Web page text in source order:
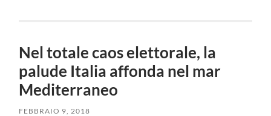
Nel totale caos elettorale, la
palude Italia affonda nel mar
Mediterraneo
FEBBRAIO 9, 2018